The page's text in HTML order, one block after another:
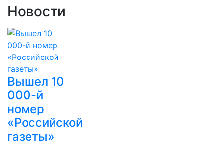
Новости
Вышел 10
000-й
номер
«Российской
газеты»